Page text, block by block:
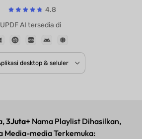
Didukung oleh
GPT-5 |
DeepSeek R1
5000+ Ulasan
4.8
UPDF AI tersedia di
3Juta+ Nama Playlist Dihasilkan,
Media-media Terkemuka: